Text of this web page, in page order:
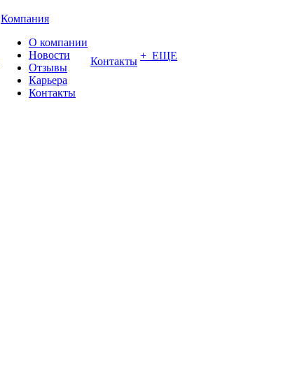
Компания
О компании
Новости
Отзывы
Карьера
Контакты
Контакты + ЕЩЕ